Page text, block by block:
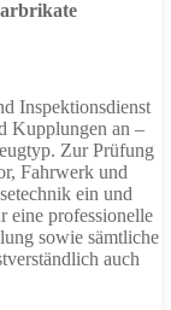
Inspektionsdienst
Kupplungen an –
Zur Prüfung
Fahrwerk und
ein und
eine professionelle
sowie sämtliche
auch